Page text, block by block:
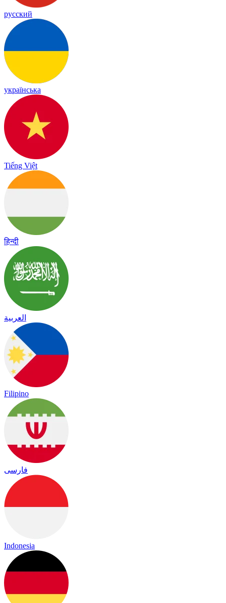
русский
українська
Tiếng Việt
हिन्दी
العربية
Filipino
فارسی
Indonesia